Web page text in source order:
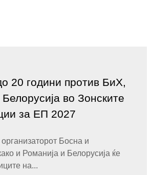
20 години против БиХ,
во Зонските
за ЕП 2027
Босна и
и Романија и Белорусија ќе
на...